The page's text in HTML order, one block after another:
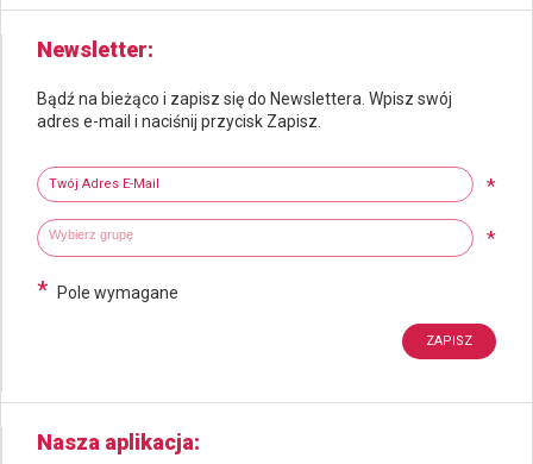
Newsletter
Bądź na bieżąco i zapisz się do Newslettera. Wpisz swój
adres e-mail i naciśnij przycisk Zapisz.
Twój adres e-mail
*
Wybierz grupy tematyczne *
Wpisz wyszukiwaną fraze
* Pole wymagane
Nasza aplikacja